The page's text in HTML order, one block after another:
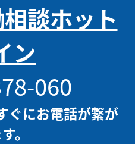
談ホット
ン
060
ぐにお電話が繋が
。